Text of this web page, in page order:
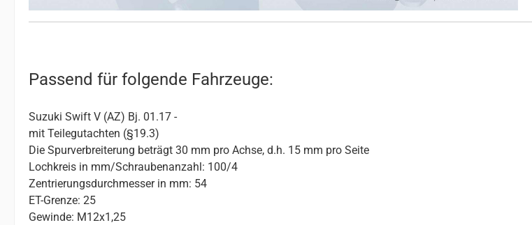
Passend für folgende Fahrzeuge:
Suzuki Swift V (AZ) Bj. 01.17 -
mit Teilegutachten (§19.3)
Die Spurverbreiterung beträgt 30 mm pro Achse, d.h. 15 mm pro Seite
Lochkreis in mm/Schraubenanzahl: 100/4
Zentrierungsdurchmesser in mm: 54
ET-Grenze: 25
Gewinde: M12x1,25